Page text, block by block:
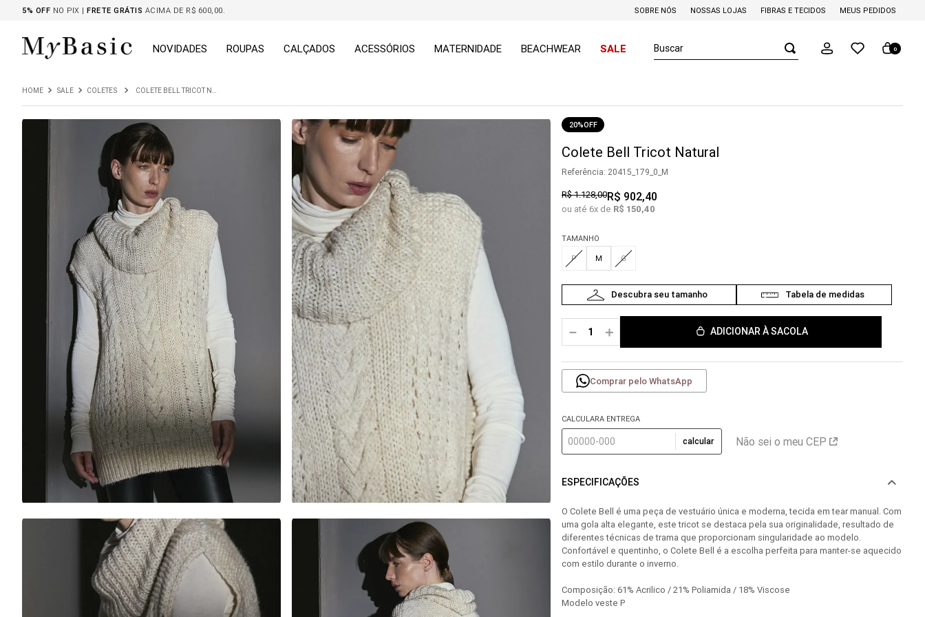
5% OFF NO PIX | FRETE GRÁTIS ACIMA DE R$ 600,00. SOBRE NÓS NOSSAS LOJAS FIBRAS E TECIDOS MEUS PEDIDOS
NOVIDADES ROUPAS CALÇADOS ACESSÓRIOS MATERNIDADE BEACHWEAR SALE Buscar 0
SALE COLETES COLETE BELL TRICOT NATURAL
20%OFF
Colete Bell Tricot Natural
Referência: 20415_179_0_M
R$1.128,00R$ 902,40
ou até 6x de R$ 150,40
TAMANHO
P M G
＋
－ ADICIONAR À SACOLA
Comprar pelo WhatsApp
CALCULARA ENTREGA
calcular Não sei o meu CEP
ESPECIFICAÇÕES
O Colete Bell é uma peça de vestuário única e moderna, tecida em tear manual. Com
uma gola alta elegante, este tricot se destaca pela sua originalidade, resultado de
diferentes técnicas de trama que proporcionam singularidade ao modelo.
Confortável e quentinho, o Colete Bell é a escolha perfeita para manter-se aquecido
com estilo durante o inverno.
Composição: 61% Acrilico / 21% Poliamida / 18% Viscose
Modelo veste P